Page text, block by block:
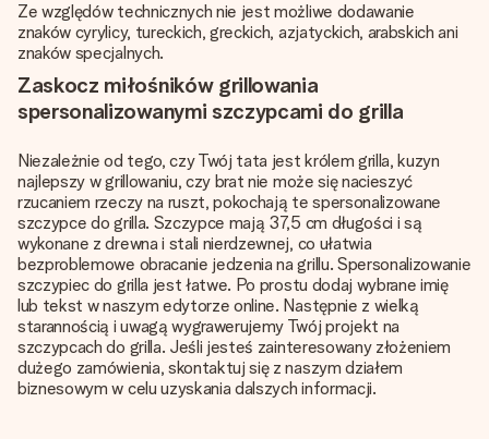
Ze względów technicznych nie jest możliwe dodawanie
znaków cyrylicy, tureckich, greckich, azjatyckich, arabskich ani
znaków specjalnych.
Zaskocz miłośników grillowania
spersonalizowanymi szczypcami do grilla
Niezależnie od tego, czy Twój tata jest królem grilla, kuzyn
najlepszy w grillowaniu, czy brat nie może się nacieszyć
rzucaniem rzeczy na ruszt, pokochają te spersonalizowane
szczypce do grilla. Szczypce mają 37,5 cm długości i są
wykonane z drewna i stali nierdzewnej, co ułatwia
bezproblemowe obracanie jedzenia na grillu. Spersonalizowanie
szczypiec do grilla jest łatwe. Po prostu dodaj wybrane imię
lub tekst w naszym edytorze online. Następnie z wielką
starannością i uwagą wygrawerujemy Twój projekt na
szczypcach do grilla. Jeśli jesteś zainteresowany złożeniem
dużego zamówienia, skontaktuj się z naszym działem
biznesowym w celu uzyskania dalszych informacji.